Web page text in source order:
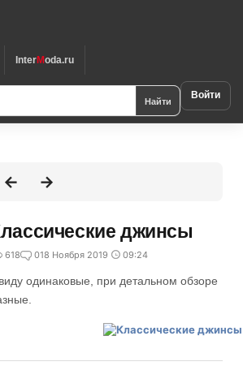
InterModa.ru
Найти Войти
джинсы
618 018 Ноября 2019 09:24
одинаковые, при детальном обзоре